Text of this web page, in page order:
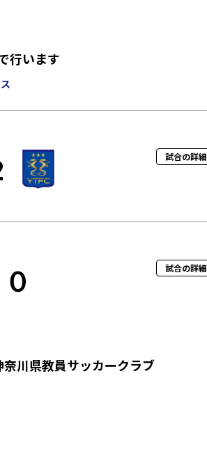
行います
試合の詳細
０ 試合の詳細
川県教員サッカークラブ